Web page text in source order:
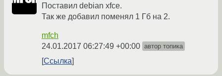
Поставил debian xfce.
Так же добавил поменял 1 Гб на 2.
mfch
24.01.2017 06:27:49 +00:00 автор топика
Ссылка